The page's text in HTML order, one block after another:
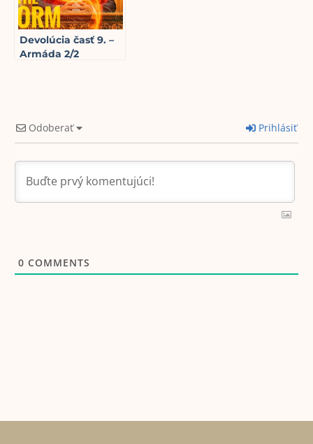
Devolúcia časť 9. –
Armáda 2/2
Odoberať Prihlásiť
0 COMMENTS